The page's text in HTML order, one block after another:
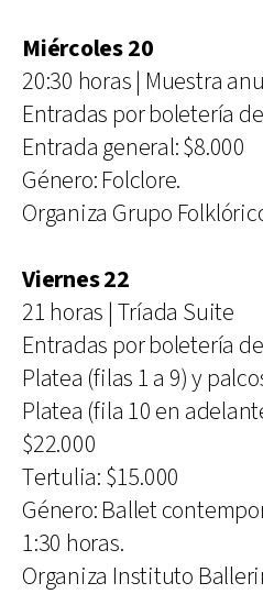
Miércoles 20
20:30 horas | Muestra
Entradas por boletería
Entrada general: $8.000
Género: Folclore.
Organiza Grupo
Viernes 22
21 horas | Tríada Suite
Entradas por boletería
Platea (filas 1 a 9) y
Platea (fila 10 en
$22.000
Tertulia: $15.000
Género: Ballet
1:30 horas.
Organiza Instituto